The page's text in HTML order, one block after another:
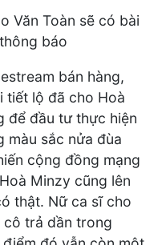
Văn Toàn sẽ có bài
báo
bán hàng,
tiết lộ đã cho Hoà
để đầu tư thực hiện
màu sắc nửa đùa
cộng đồng mạng
Minzy cũng lên
thật. Nữ ca sĩ cho
cô trả dần trong